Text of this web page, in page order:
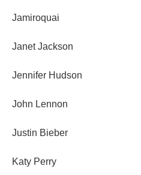
Jamiroquai
Janet Jackson
Jennifer Hudson
John Lennon
Justin Bieber
Katy Perry